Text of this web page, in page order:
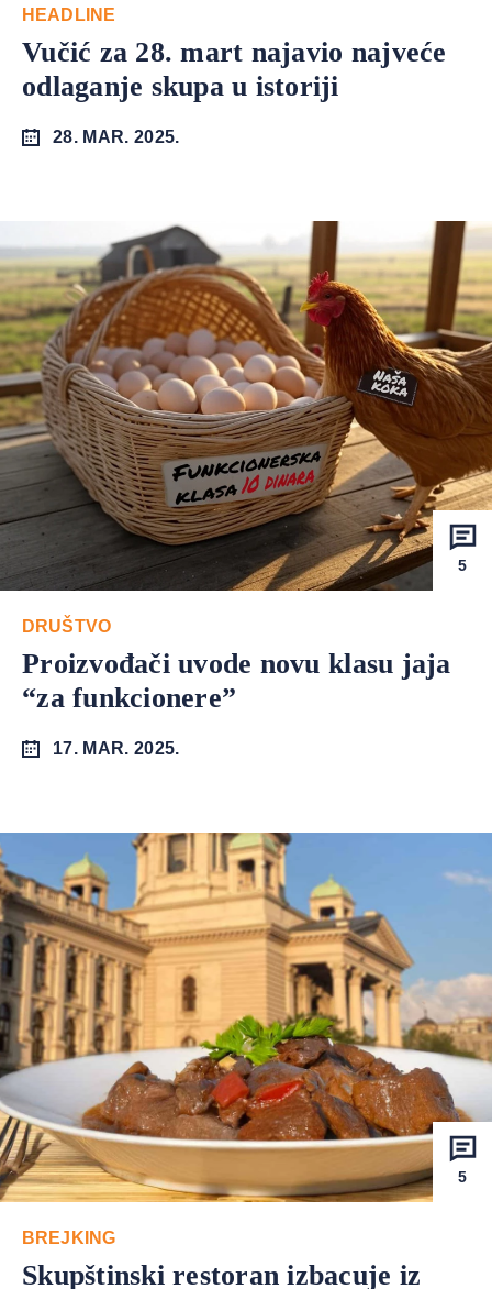
HEADLINE
Vučić za 28. mart najavio najveće
odlaganje skupa u istoriji
28. MAR. 2025.
5
DRUŠTVO
Proizvođači uvode novu klasu jaja
“za funkcionere”
17. MAR. 2025.
5
BREJKING
Skupštinski restoran izbacuje iz